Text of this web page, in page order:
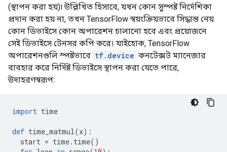
(স্থাপন করা হয়)৷ উল্লিখিত হিসাবে, যখন কোন সুস্পষ্ট নির্দেশিকা
প্রদান করা হয় না, তখন TensorFlow স্বয়ংক্রিয়ভাবে সিদ্ধান্ত নেয়
কোন ডিভাইসে কোন অপারেশন চালানো হবে এবং প্রয়োজনে
সেই ডিভাইসে টেনসর কপি করে। যাইহোক, TensorFlow
অপারেশনগুলি স্পষ্টভাবে tf.device কনটেক্সট ম্যানেজার
ব্যবহার করে নির্দিষ্ট ডিভাইসে স্থাপন করা যেতে পারে,
উদাহরণস্বরূপ:
import time
def time_matmul(x):
start = time. time()